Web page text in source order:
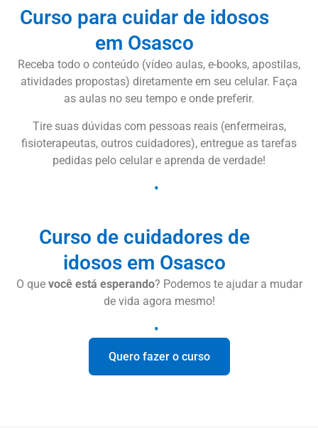
Curso para cuidar de idosos
em Osasco
Receba todo o conteúdo (vídeo aulas, e-books, apostilas,
atividades propostas) diretamente em seu celular. Faça
as aulas no seu tempo e onde preferir.
Tire suas dúvidas com pessoas reais (enfermeiras,
fisioterapeutas, outros cuidadores), entregue as tarefas
pedidas pelo celular e aprenda de verdade!
Curso de cuidadores de
idosos em Osasco
O que você está esperando? Podemos te ajudar a mudar
de vida agora mesmo!
Quero fazer o curso